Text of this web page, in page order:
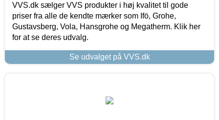
VVS.dk sælger VVS produkter i høj kvalitet til gode
priser fra alle de kendte mærker som Ifö, Grohe,
Gustavsberg, Vola, Hansgrohe og Megatherm. Klik her
for at se deres udvalg.
Se udvalget på VVS.dk